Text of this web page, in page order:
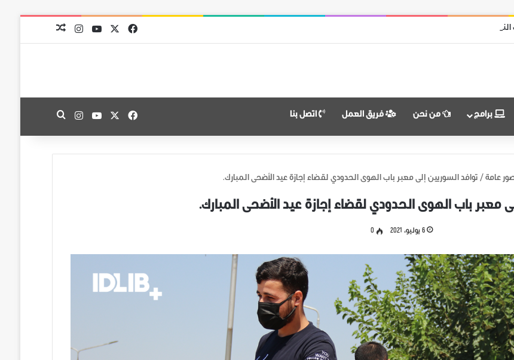
من قوات نظام الأسد فيسبوك
‫X
‫YouTubeانستقراممقال عشوائي
برامج من نحن فريق العمل اتصل بنا فيسبوك
‫X
‫YouTubeانستقرامبحث عن
عامة / توافد السوريين إلى معبر باب الهوى الحدودي لقضاء إجازة عيد الأضحى المبارك.
معبر باب الهوى الحدودي لقضاء إجازة عيد الأضحى المبارك.
6 يوليو، 2021 0